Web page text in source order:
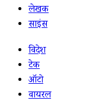
लेखक
साइंस
विदेश
टेक
ऑटो
वायरल